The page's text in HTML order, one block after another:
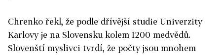
Chrenko řekl, že podle dřívější studie Univerzity
Karlovy je na Slovensku kolem 1200 medvědů.
Slovenští myslivci tvrdí, že počty jsou mnohem